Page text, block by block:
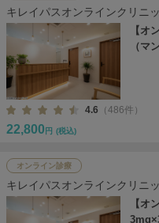
キレイパスオンラインクリニ
【オ
（マ
4.6 （486件）
22,800 円 (税込)
オンライン診療
キレイパスオンラインクリニ
【オ